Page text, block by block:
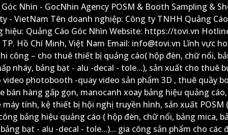
Nhìn - GocNhin Agency POSM & Booth Sampling &
- VietNam Tên doanh nghiệp: Công ty TNHH Quảng
Quảng Cáo Góc Nhìn Website: https://tovi.vn
Hồ Chí Minh, Việt Nam Email: info@tovi.vn Lĩnh vực
công – cho thuê thiết bị quảng cáo( hộp đèn, chữ nổi,
nháy, bảng bạt - alu -decal - tole...), sản xuất cho thuê
photobooth -quay video sản phẩm 3D , thuê quầy
bán hàng gấp gọn, manocanh xoay bảng hiệu quảng
tính, kệ thiết bị hội nghị truyền hình, sản xuất POSM
bảng hiệu quảng cáo ( hộp đèn, chữ nổi, bảng mica,
bạt - alu -decal - tole...)... gia công sản phẩm cho các